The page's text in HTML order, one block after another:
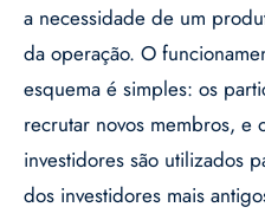
a necessidade de um
da operação. O
esquema é simples: os
recrutar novos membros, e
investidores são utilizados
dos investidores mais